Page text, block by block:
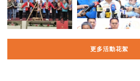
更多活動花絮